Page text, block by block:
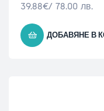
39.88€/ 78.00 лв.
ДОБАВЯНЕ В